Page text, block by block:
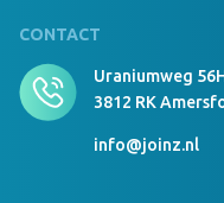
CONTACT
Uraniumweg
3812 RK
info@joinz.nl